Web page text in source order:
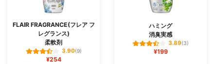
FLAIR FRAGRANCE(フレア フ
レグランス)
柔軟剤
3.90(9)
¥254
ハミング
消臭実感
3.89(3)
¥199